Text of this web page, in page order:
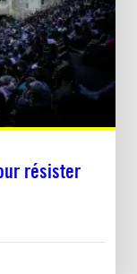
résister